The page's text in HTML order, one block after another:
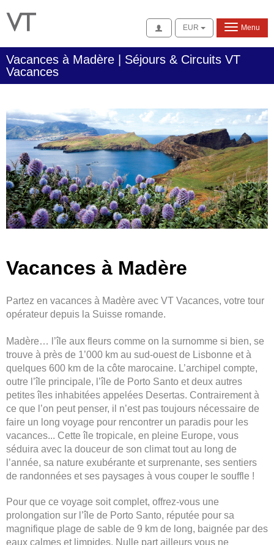
Se connecter
EUR Menu
Vacances à Madère | Séjours & Circuits VT
Vacances
Vacances à Madère
Partez en vacances à Madère avec VT Vacances, votre tour
opérateur depuis la Suisse romande.
Madère… l’île aux fleurs comme on la surnomme si bien, se
trouve à près de 1’000 km au sud-ouest de Lisbonne et à
quelques 600 km de la côte marocaine. L’archipel compte,
outre l’île principale, l’île de Porto Santo et deux autres
petites îles inhabitées appelées Desertas. Contrairement à
ce que l’on peut penser, il n’est pas toujours nécessaire de
faire un long voyage pour rencontrer un paradis pour les
vacances... Cette île tropicale, en pleine Europe, vous
séduira avec la douceur de son climat tout au long de
l’année, sa nature exubérante et surprenante, ses sentiers
de randonnées et ses paysages à vous couper le souffle !
Pour que ce voyage soit complet, offrez-vous une
prolongation sur l’île de Porto Santo, réputée pour sa
magnifique plage de sable de 9 km de long, baignée par des
eaux calmes et limpides. Nulle part ailleurs vous ne